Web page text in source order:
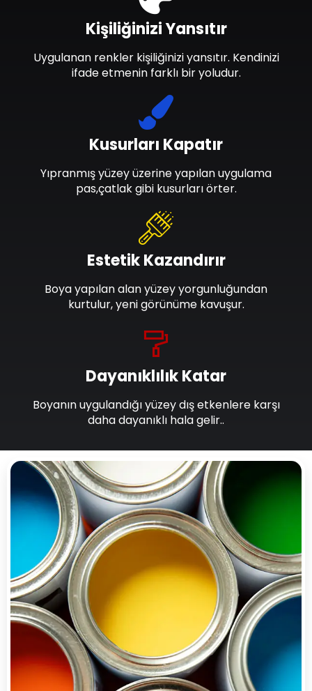
Dayanıklılık Katar
Boyanın uygulandığı yüzey dış etkenlere karşı
daha dayanıklı hala gelir..
Estetik Kazandırır
Boya yapılan alan yüzey yorgunluğundan
kurtulur, yeni görünüme kavuşur.
Kusurları Kapatır
Yıpranmış yüzey üzerine yapılan uygulama
pas,çatlak gibi kusurları örter.
Kişiliğinizi Yansıtır
Uygulanan renkler kişiliğinizi yansıtır. Kendinizi
ifade etmenin farklı bir yoludur.